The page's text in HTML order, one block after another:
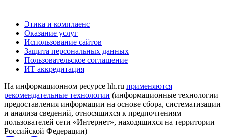
Этика и комплаенс
Оказание услуг
Использование сайтов
Защита персональных данных
Пользовательское соглашение
ИТ аккредитация
На информационном ресурсе hh.ru применяются
рекомендательные технологии (информационные технологии
предоставления информации на основе сбора, систематизации
и анализа сведений, относящихся к предпочтениям
пользователей сети «Интернет», находящихся на территории
Российской Федерации)